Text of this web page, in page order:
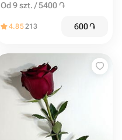
Od 9 szt. / 5400 ֏
4.85213 600֏